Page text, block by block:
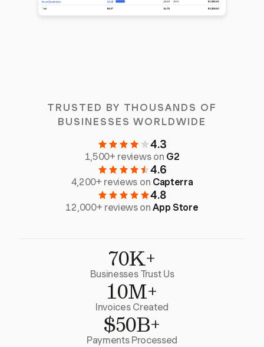
TRUSTED BY THOUSANDS OF
BUSINESSES WORLDWIDE
4.3
1,500+ reviews on G2
4.6
4,200+ reviews on Capterra
4.8
12,000+ reviews onApp Store
70K+
Businesses Trust Us
10M+
Invoices Created
$50B+
Payments Processed